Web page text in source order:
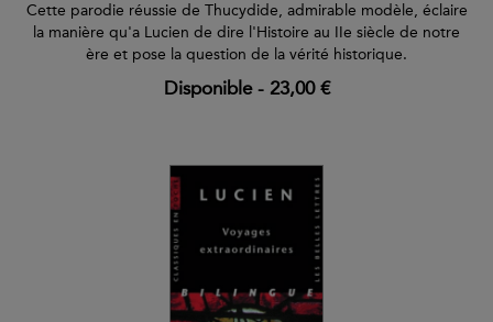
Cette parodie réussie de Thucydide, admirable modèle, éclaire
la manière qu'a Lucien de dire l'Histoire au IIe siècle de notre
ère et pose la question de la vérité historique.
Disponible- 23,00 €